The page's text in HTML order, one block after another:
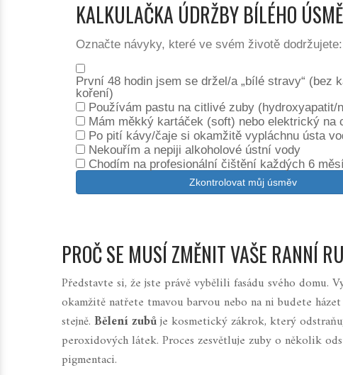
KALKULAČKA ÚDRŽBY BÍLÉHO
Označte návyky, které ve svém životě dodržujete:
První 48 hodin jsem se držel/a „bílé stravy“ (bez
koření)
Používám pastu na citlivé zuby (hydroxyapatit/
Mám měkký kartáček (soft) nebo elektrický na
Po pití kávy/čaje si okamžitě vypláchnu ústa
Nekouřím a nepiji alkoholové ústní vody
Chodím na profesionální čištění každých 6
Zkontrolovat můj úsměv
PROČ SE MUSÍ ZMĚNIT VAŠE RANNÍ
Představte si, že jste právě vybělili fasádu svého domu.
okamžitě natřete tmavou barvou nebo na ni budete
stejně. Bělení zubůje kosmetický zákrok, který
peroxidových látek. Proces zesvětluje zuby o několik
pigmentaci.